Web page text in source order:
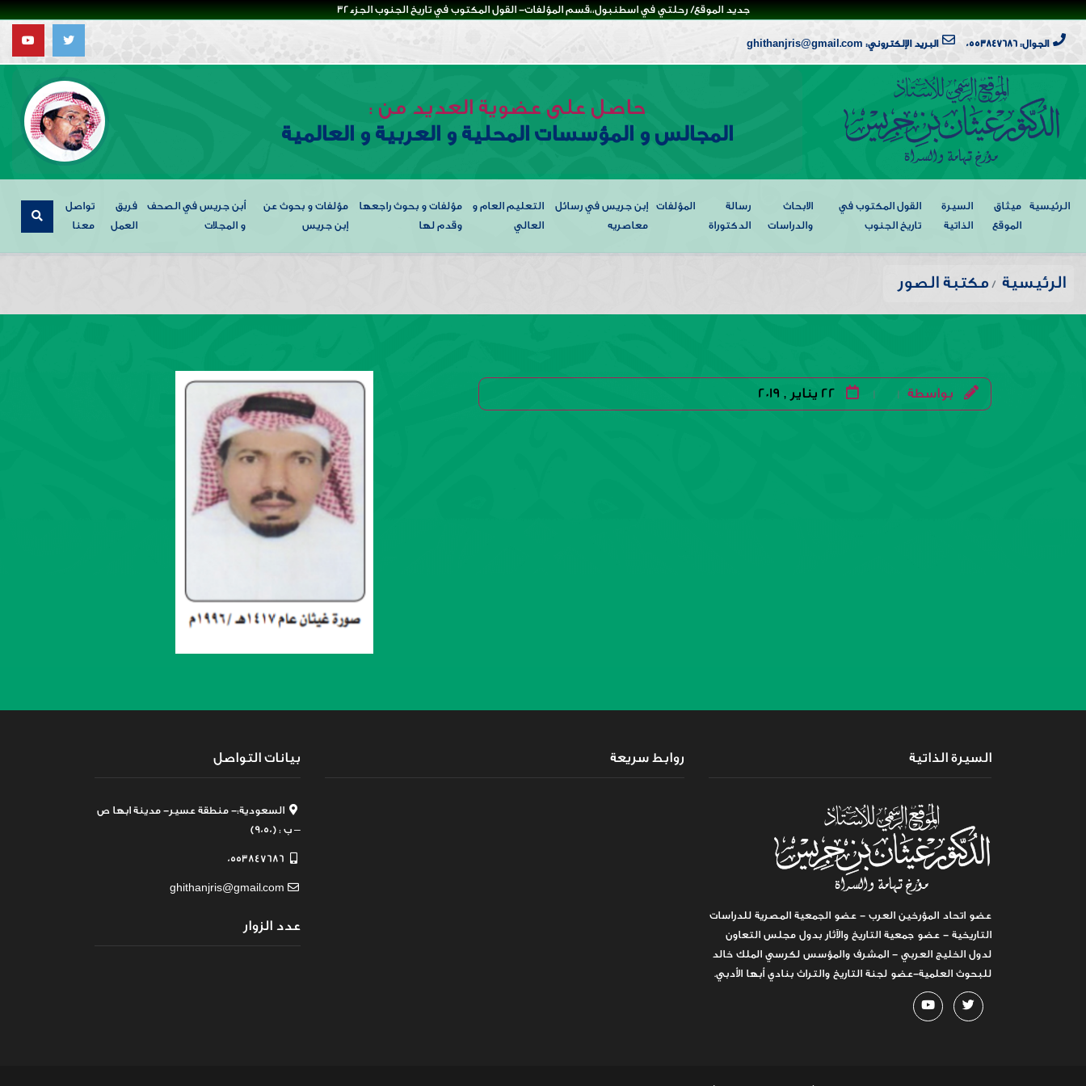
جديد الموقع/ رحلتي في اسطنبول،،قسم المؤلفات- القول المكتوب في تاريخ الجنوب الجزء32
الجوال: 0553847686 البريد الإلكتروني: ghithanjris@gmail.com
حاصل على عضوية العديد من :
المجالس و المؤسسات المحلية و العربية و العالمية
الرئيسية
ميثاق
الموقع
السيرة
الذاتية
القول المكتوب في
تاريخ الجنوب
الابحاث
والدراسات
رسالة
الدكتوراة
المؤلفات
إبن جريس في رسائل
معاصريه
التعليم العام و
العالي
مؤلفات و بحوث راجعها
وقدم لها
مؤلفات و بحوث عن
إبن جريس
أبن جريس في الصحف
و المجلات
فريق
العمل
تواصل
معنا
الرئيسية مكتبة الصور
بواسطة |
| 22 يناير , 2019
السيرة الذاتية
عضو اتحاد المؤرخين العرب - عضو الجمعية المصرية للدراسات
التاريخية - عضو جمعية التاريخ والآثار بدول مجلس التعاون
لدول الخليج العربي - المشرف والمؤسس لكرسي الملك خالد
للبحوث العلمية-عضو لجنة التاريخ والتراث بنادي أبها الأدبي.
روابط سريعة بيانات التواصل
السعودية:- منطقة عسير- مدينة ابها ص
– ب : (9050)
0553847686
ghithanjris@gmail.com
عدد الزوار